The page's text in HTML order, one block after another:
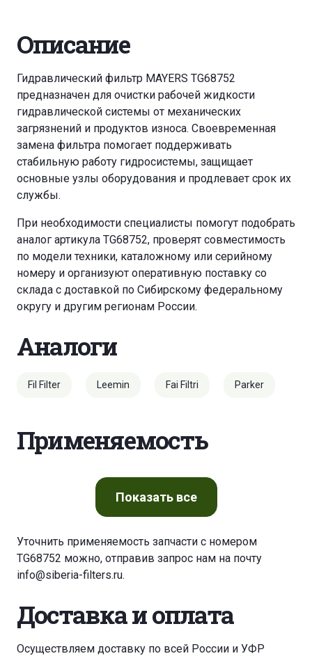
Описание
Гидравлический фильтр MAYERS TG68752
предназначен для очистки рабочей жидкости
гидравлической системы от механических
загрязнений и продуктов износа. Своевременная
замена фильтра помогает поддерживать
стабильную работу гидросистемы, защищает
основные узлы оборудования и продлевает срок их
службы.
При необходимости специалисты помогут подобрать
аналог артикула TG68752, проверят совместимость
по модели техники, каталожному или серийному
номеру и организуют оперативную поставку со
склада с доставкой по Сибирскому федеральному
округу и другим регионам России.
Аналоги
Fil Filter Leemin Fai Filtri Parker
Применяемость
Показатьвсе
Уточнить применяемость запчасти с номером
TG68752 можно, отправив запрос нам на почту
info@siberia-filters.ru.
Доставка и оплата
Осуществляем доставку по всей России и УФР